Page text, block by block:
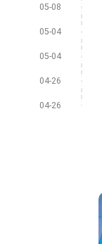
05-08
05-04
05-04
04-26
04-26